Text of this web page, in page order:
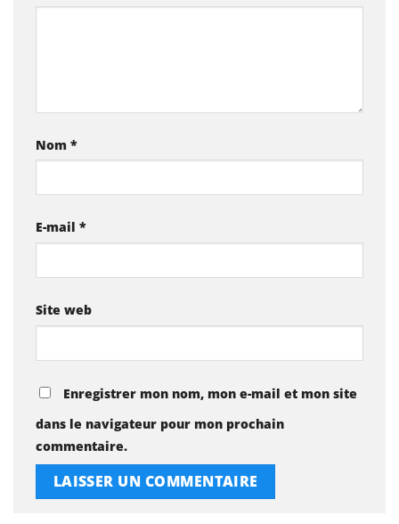
Nom *
E-mail *
Site web
Enregistrer mon nom, mon e-mail et mon site
dans le navigateur pour mon prochain
commentaire.